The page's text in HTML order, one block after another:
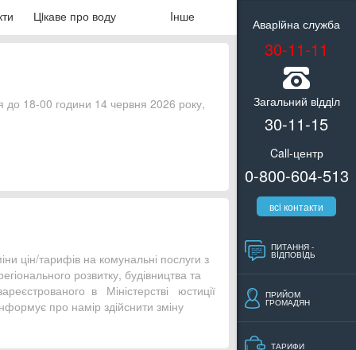
Аварiйна служба
30-11-11
Загальний вiддiл
30-11-15
Call-центр
0-800-604-513
всi контакти
ПИТАННЯ -
ВIДПОВIДЬ
ПРИЙОМ
ГРОМАДЯН
ТАРИФИ
Цiкаве про воду Iнше
18-00 години 14 червня 2026 року,
цін/тарифів на комунальні послуги з
розвитку, будівництва та
в Міністерстві юстиції
про намір здійснити зміну